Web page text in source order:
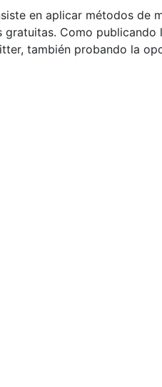
en aplicar métodos de
Como
también probando la